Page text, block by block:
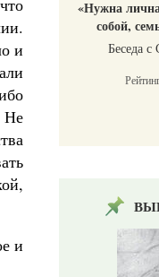
и
Не
и
«Нужна
собой,
Беседа